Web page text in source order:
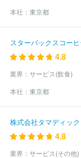
ワキ
株式会社プレイ
社日本流通産業新聞社
ルディングス
株式会
研究出版株式会社
会社ブライダル産業新聞社
戸新聞社
株式会社高
新聞社
株式会社熊本
式会社ユース
有限会
岡販売
株式会社中国
式会社石油化学新聞社
本社： 東京都
スターバックスコー
4.8
業界： サービス(飲食)
本社： 東京都
株式会社タマディック
4.8
業界： サービス(その他)